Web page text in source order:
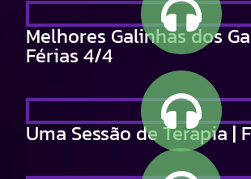
Melhores Galinhas dos
Férias 4/4
Uma Sessão de Terapia |